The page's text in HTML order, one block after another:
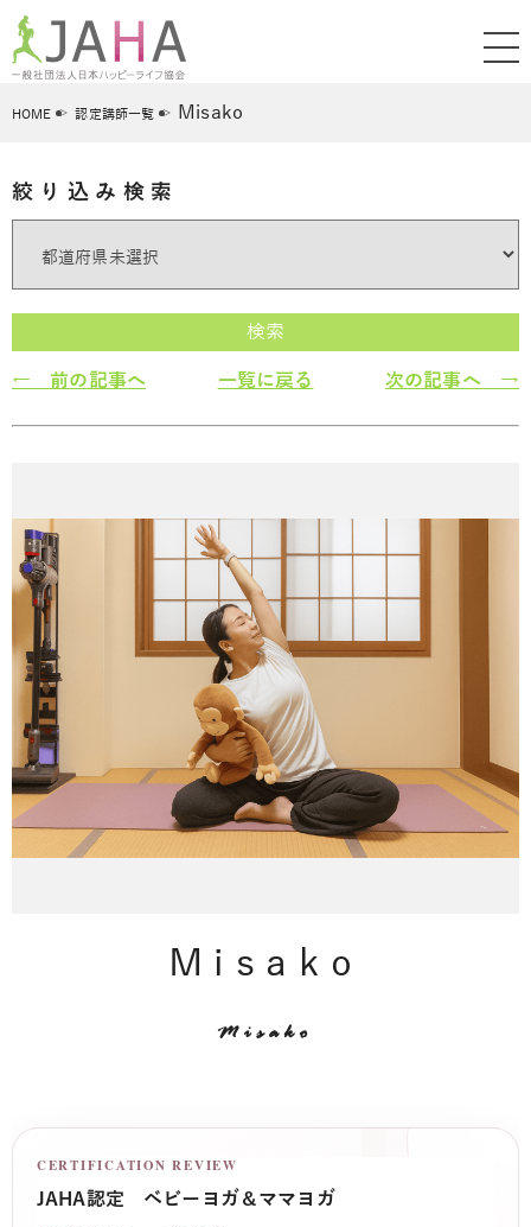
HOME 認定講師一覧 Misako
絞り込み検索
検索
← 前の記事へ 一覧に戻る 次の記事へ →
Misako
Misako
CERTIFICATION REVIEW
JAHA認定 ベビーヨガ＆ママヨガ